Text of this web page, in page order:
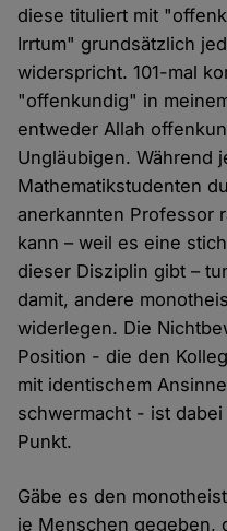
diese tituliert mit
Irrtum" grundsätzlich
widerspricht. 101-mal
"offenkundig" in
entweder Allah
Ungläubigen. Während
Mathematikstudenten
anerkannten Professor
kann – weil es eine
dieser Disziplin gibt –
damit, andere
widerlegen. Die
Position - die den
mit identischem
schwermacht - ist
Punkt.
Gäbe es den
je Menschen gegeben,